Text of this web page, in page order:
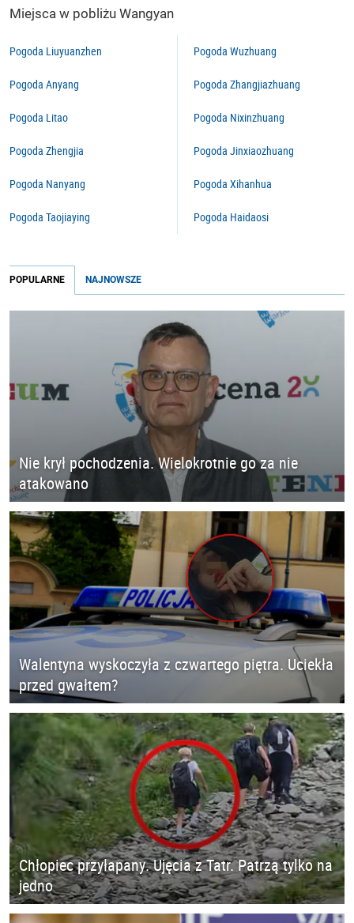
Miejsca w pobliżu Wangyan
Pogoda Liuyuanzhen
Pogoda Anyang
Pogoda Litao
Pogoda Zhengjia
Pogoda Nanyang
Pogoda Taojiaying
Pogoda Wuzhuang
Pogoda Zhangjiazhuang
Pogoda Nixinzhuang
Pogoda Jinxiaozhuang
Pogoda Xihanhua
Pogoda Haidaosi
POPULARNE NAJNOWSZE
Nie krył pochodzenia. Wielokrotnie go za nie
atakowano
Walentyna wyskoczyła z czwartego piętra. Uciekła
przed gwałtem?
Chłopiec przyłapany. Ujęcia z Tatr. Patrzą tylko na
jedno